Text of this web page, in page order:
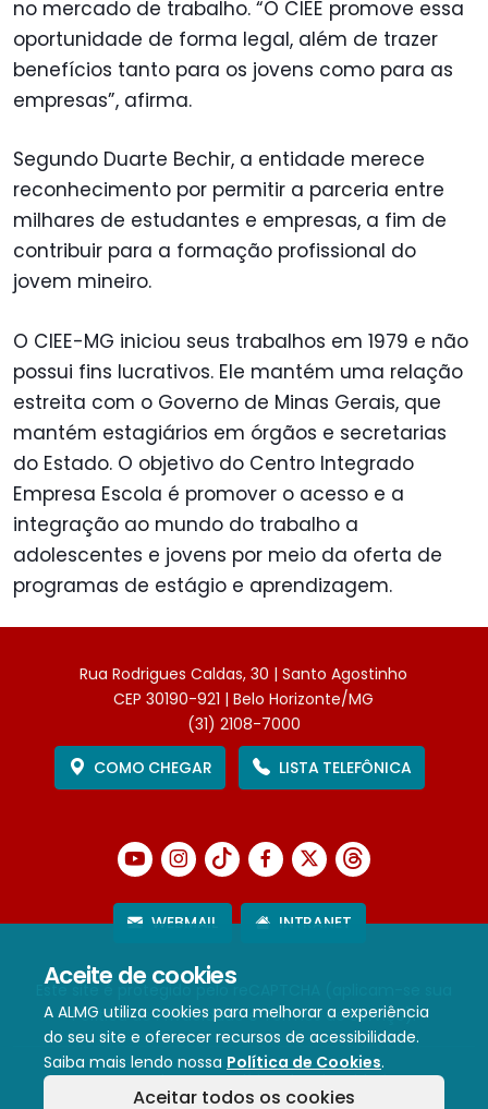
Aceite de cookies
A ALMG utiliza cookies para melhorar a experiência
do seu site e oferecer recursos de acessibilidade.
Saiba mais lendo nossa Política de Cookies.
Aceitar todos os cookies
no mercado de trabalho. “O CIEE promove essa
oportunidade de forma legal, além de trazer
benefícios tanto para os jovens como para as
empresas”, afirma.
Segundo Duarte Bechir, a entidade merece
reconhecimento por permitir a parceria entre
milhares de estudantes e empresas, a fim de
contribuir para a formação profissional do
jovem mineiro.
O CIEE-MG iniciou seus trabalhos em 1979 e não
possui fins lucrativos. Ele mantém uma relação
estreita com o Governo de Minas Gerais, que
mantém estagiários em órgãos e secretarias
do Estado. O objetivo do Centro Integrado
Empresa Escola é promover o acesso e a
integração ao mundo do trabalho a
adolescentes e jovens por meio da oferta de
programas de estágio e aprendizagem.
Rua Rodrigues Caldas, 30 | Santo Agostinho
CEP 30190-921 | Belo Horizonte/MG
(31) 2108-7000
COMO CHEGAR
LISTA TELEFÔNICA
WEBMAIL INTRANET
Este site é protegido pelo reCAPTCHA (aplicam-se sua
Política de PrivacidadeeTermos de Serviço).
Termos de Uso e Política de Privacidade
Política de cookies